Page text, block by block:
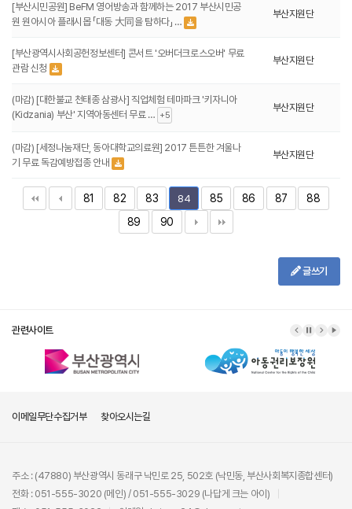
[부산시민공원] BeFM 영어방송과 함께하는 2017 부산시민공
원 원아시아 플래시몹 「대동 大同을 탐하다」 …
부산지원단
[부산광역시사회공헌정보센터] 콘서트 '오버더크로스오버' 무료
관람 신청
부산지원단
(마감) [대한불교 천태종 삼광사] 직업체험 테마파크 '키자니아
(Kidzania) 부산' 지역아동센터 무료 … +5
부산지원단
(마감) [세정나눔재단, 동아대학교의료원] 2017 튼튼한 겨울나
기 무료 독감예방접종 안내
부산지원단
81 82 83 84 85 86 87
88
89
90
글쓰기
관련사이트
이메일무단수집거부 찾아오시는길
주소 : (47880) 부산광역시 동래구 낙민로 25, 502호 (낙민동, 부산사회복지종합센터)
전화 : 051-555-3020 (메인) / 051-555-3029 (나답게 크는 아이)